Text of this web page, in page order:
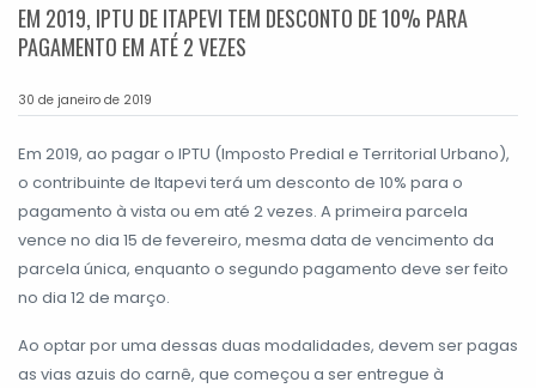
EM 2019, IPTU DE ITAPEVI TEM DESCONTO DE 10% PARA
PAGAMENTO EM ATÉ 2 VEZES
30 de janeiro de 2019
Em 2019, ao pagar o IPTU (Imposto Predial e Territorial Urbano),
o contribuinte de Itapevi terá um desconto de 10% para o
pagamento à vista ou em até 2 vezes. A primeira parcela
vence no dia 15 de fevereiro, mesma data de vencimento da
parcela única, enquanto o segundo pagamento deve ser feito
no dia 12 de março.
Ao optar por uma dessas duas modalidades, devem ser pagas
as vias azuis do carnê, que começou a ser entregue à